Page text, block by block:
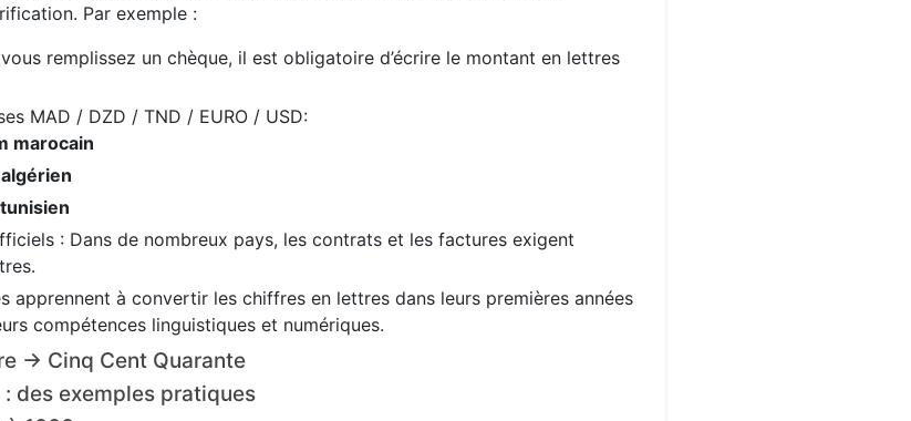
Par exemple :
remplissez un chèque, il est obligatoire d’écrire le montant en lettres
MAD / DZD / TND / EURO / USD:
marocain
: Dans de nombreux pays, les contrats et les factures exigent
apprennent à convertir les chiffres en lettres dans leurs premières années
compétences linguistiques et numériques.
→ Cinq Cent Quarante
des exemples pratiques